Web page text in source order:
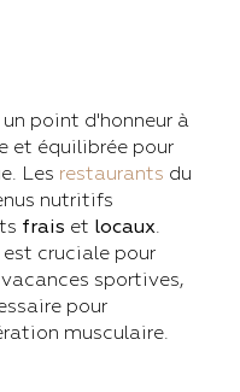
point d'honneur à
et équilibrée pour
Les restaurants du
nutritifs
frais et locaux.
cruciale pour
sportives,
pour
musculaire.